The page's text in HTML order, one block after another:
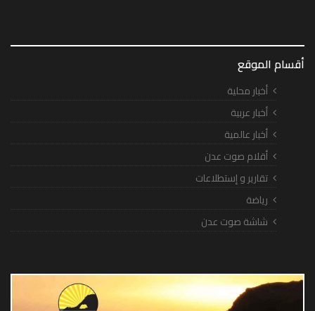
أقسام الموقع
أخبار محلية
أخبار عربية
أخبار عالمية
أقلام صوت عدن
تقارير و إستطلاعات
رياضة
شاشة صوت عدن